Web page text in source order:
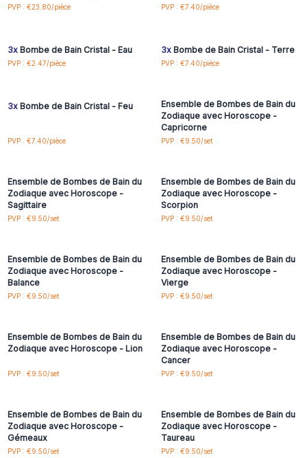
PVP : €23.80/pièce PVP : €7.40/pièce
Connectez-vous ou
3xBombe de Bain Cristal - Eau
PVP : €2.47/pièce
Connectez-vous ou
3xBombe de Bain Cristal - Terre
PVP : €7.40/pièce
Connectez-vous ou
3xBombe de Bain Cristal - Feu
PVP : €7.40/pièce
Connectez-vous ou
Ensemble de Bombes de Bain du
Zodiaque avec Horoscope -
Capricorne
PVP : €9.50/set
Connectez-vous ou
Ensemble de Bombes de Bain du
Zodiaque avec Horoscope -
Sagittaire
PVP : €9.50/set
Connectez-vous ou
Ensemble de Bombes de Bain du
Zodiaque avec Horoscope -
Scorpion
PVP : €9.50/set
Connectez-vous ou
Ensemble de Bombes de Bain du
Zodiaque avec Horoscope -
Balance
PVP : €9.50/set
Connectez-vous ou
Ensemble de Bombes de Bain du
Zodiaque avec Horoscope -
Vierge
PVP : €9.50/set
Connectez-vous ou
Ensemble de Bombes de Bain du
Zodiaque avec Horoscope - Lion
PVP : €9.50/set
Connectez-vous ou
Ensemble de Bombes de Bain du
Zodiaque avec Horoscope -
Cancer
PVP : €9.50/set
Connectez-vous ou
Ensemble de Bombes de Bain du
Zodiaque avec Horoscope -
Gémeaux
PVP : €9.50/set
Connectez-vous ou
Ensemble de Bombes de Bain du
Zodiaque avec Horoscope -
Taureau
PVP : €9.50/set
Connectez-vous ou
Connectez-vous ou